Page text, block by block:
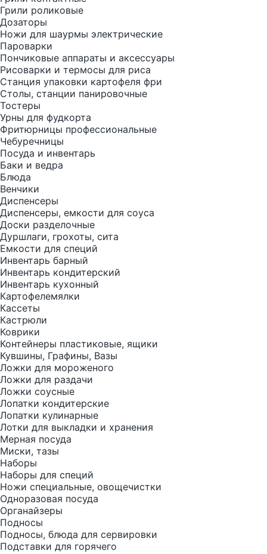
Грили роликовые
Дозаторы
Ножи для шаурмы электрические
Пароварки
Пончиковые аппараты и аксессуары
Рисоварки и термосы для риса
Станция упаковки картофеля фри
Столы, станции панировочные
Тостеры
Урны для фудкорта
Фритюрницы профессиональные
Чебуречницы
Посуда и инвентарь
Баки и ведра
Блюда
Венчики
Диспенсеры
Диспенсеры, емкости для соуса
Доски разделочные
Дуршлаги, грохоты, сита
Емкости для специй
Инвентарь барный
Инвентарь кондитерский
Инвентарь кухонный
Картофелемялки
Кассеты
Кастрюли
Коврики
Контейнеры пластиковые, ящики
Кувшины, Графины, Вазы
Ложки для мороженого
Ложки для раздачи
Ложки соусные
Лопатки кондитерские
Лопатки кулинарные
Лотки для выкладки и хранения
Мерная посуда
Миски, тазы
Наборы
Наборы для специй
Ножи специальные, овощечистки
Одноразовая посуда
Органайзеры
Подносы
Подносы, блюда для сервировки
Подставки для горячего